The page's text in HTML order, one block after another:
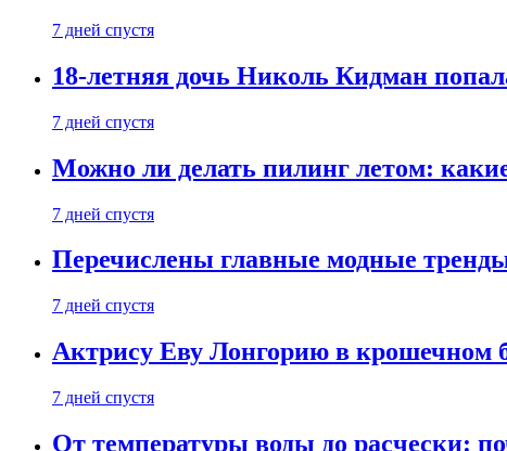
7 дней спустя
18-летняя дочь Николь Кидман
7 дней спустя
Можно ли делать пилинг летом:
7 дней спустя
Перечислены главные модные тренды
7 дней спустя
Актрису Еву Лонгорию в крошечном
7 дней спустя
От температуры воды до расчески: